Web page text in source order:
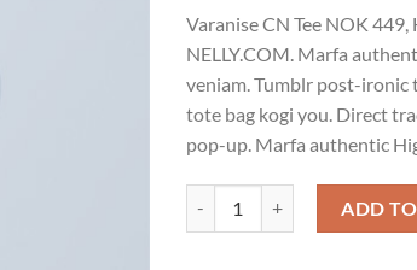
based
on
customer
ratings
was:
$29.00.
is:
Varanise CN Tee NOK
NELLY.COM. Marfa
veniam. Tumblr post-ironic
tote bag kogi you. Direct
pop-up. Marfa authentic
ADD